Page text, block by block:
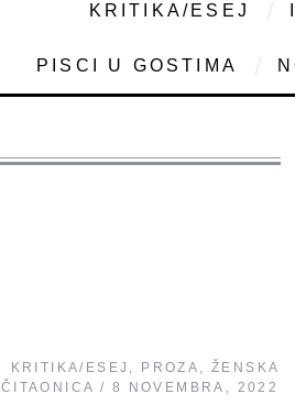
KRITIKA/ESEJ
PISCI U GOSTIMA
KRITIKA/ESEJ , PROZA ,ŽENSKA
ČITAONICA
8 NOVEMBRA, 2022